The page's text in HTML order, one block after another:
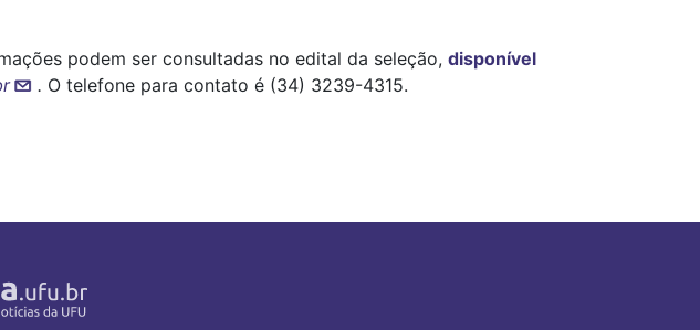
podem ser consultadas no edital da seleção, disponível
. O telefone para contato é (34) 3239-4315.